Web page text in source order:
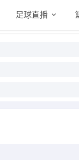
足球直播